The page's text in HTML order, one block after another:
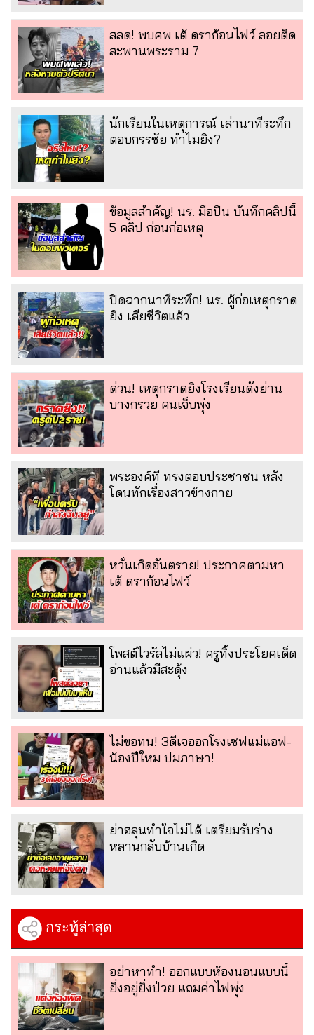
สลด! พบศพ เต้ ดราก้อนไฟว์ ลอยติด
สะพานพระราม 7
นักเรียนในเหตุการณ์ เล่านาทีระทึก
ตอบกรรชัย ทำไมยิง?
ข้อมูลสำคัญ! นร. มือปืน บันทึกคลิปนี้
5 คลิป ก่อนก่อเหตุ
ปิดฉากนาทีระทึก! นร. ผู้ก่อเหตุกราด
ยิง เสียชีวิตแล้ว
ด่วน! เหตุกราดยิงโรงเรียนดังย่าน
บางกรวย คนเจ็บพุ่ง
พระองค์ที ทรงตอบประชาชน หลัง
โดนทักเรื่องสาวข้างกาย
หวั่นเกิดอันตราย! ประกาศตามหา
เต้ ดราก้อนไฟว์
โพสต์ไวรัลไม่แผ่ว! ครูทิ้งประโยคเด็ด
อ่านแล้วมีสะดุ้ง
ไม่ขอทน! 3ดีเจออกโรงเซฟแม่แอฟ-
น้องปีใหม ปมภาษา!
ย่าฮลุนทำใจไม่ได้ เตรียมรับร่าง
หลานกลับบ้านเกิด
กระทู้ล่าสุด
อย่าหาทำ! ออกแบบห้องนอนแบบนี้
ยิ่งอยู่ยิ่งป่วย แถมค่าไฟพุ่ง